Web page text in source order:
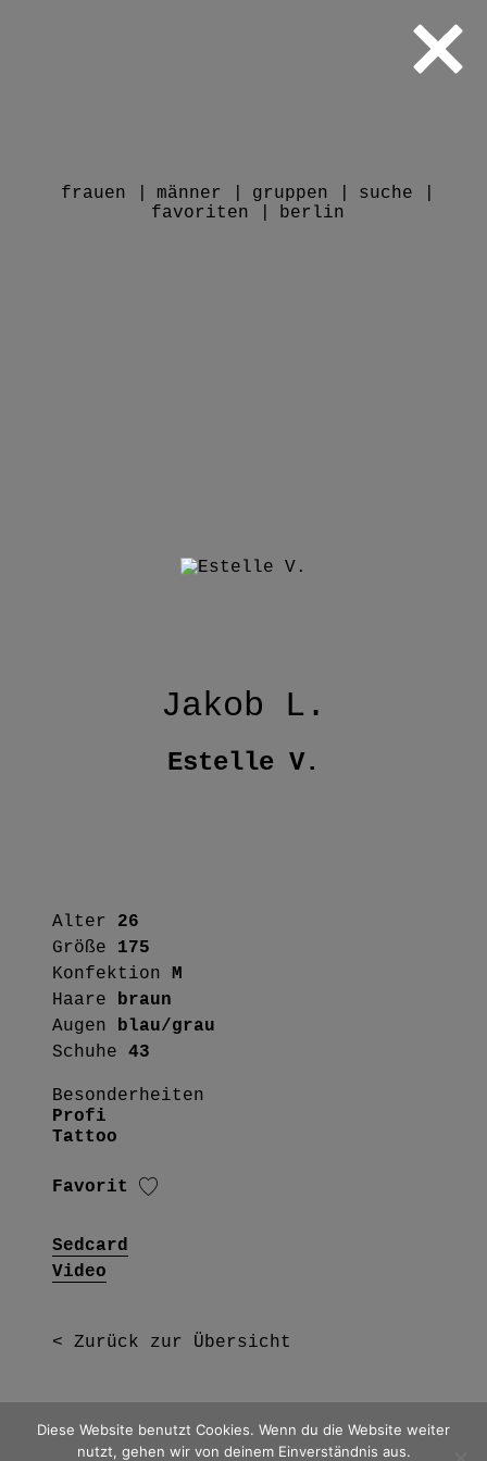
frauen männer gruppen
suche
favoriten
berlin
Jakob L.
Alter 26
Größe 175
Konfektion M
Haare braun
Augen blau/grau
Schuhe 43
Besonderheiten
Profi
Tattoo
Favorit
Sedcard
Video
< Zurück zur Übersicht
über uns news
kontakt
datenschutz
impressum
Estelle V.
Diese Website benutzt Cookies. Wenn du die Website weiter
nutzt, gehen wir von deinem Einverständnis aus.